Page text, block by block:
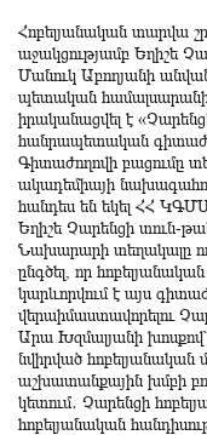
Հոբելյանական տարվա
աջակցությամբ Եղիշե
Մանուկ Աբողյանի
պետական համալսարանի
իրականացվել է
հանրապետական
Գիտաժողովի բացումը
ակադեմիայի
հանդես են եկել ՀՀ
Եղիշե Չարենցի տուն-
Նախարարի տեղակալը
ընգծել, որ
կարևորվում է այս
վերաիմաստավորելու
Արա Խզմալյանի
նվիրված հոբելյանական
աշխատանքային խմբի
կետում․ Չարենցի
հոբելյանական